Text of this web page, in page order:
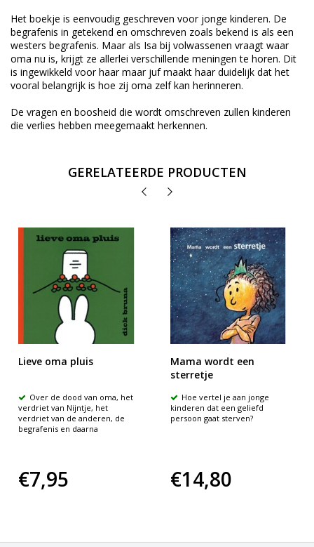
Het boekje is eenvoudig geschreven voor jonge kinderen. De
begrafenis in getekend en omschreven zoals bekend is als een
westers begrafenis. Maar als Isa bij volwassenen vraagt waar
oma nu is, krijgt ze allerlei verschillende meningen te horen. Dit
is ingewikkeld voor haar maar juf maakt haar duidelijk dat het
vooral belangrijk is hoe zij oma zelf kan herinneren.
De vragen en boosheid die wordt omschreven zullen kinderen
die verlies hebben meegemaakt herkennen.
GERELATEERDE PRODUCTEN
Lieve oma pluis
Over de dood van oma, het
verdriet van Nijntje, het
verdriet van de anderen, de
begrafenis en daarna
€7,95
Mama wordt een
sterretje
Hoe vertel je aan jonge
kinderen dat een geliefd
persoon gaat sterven?
€14,80